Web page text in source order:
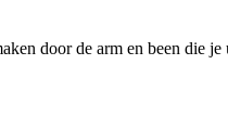
door de arm en been die je